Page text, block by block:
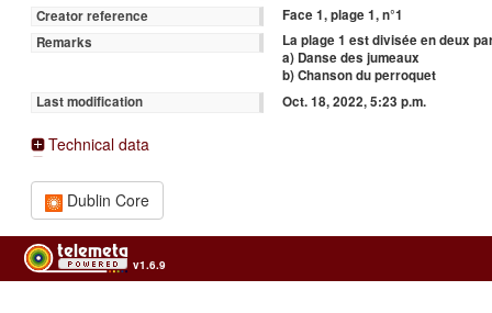
Creator reference
Face 1, plage 1, n°1
Remarks
La plage 1 est divisée en deux
a) Danse des jumeaux
b) Chanson du perroquet
Last modification
Oct. 18, 2022, 5:23 p.m.
Technical data
Dublin Core
v1.6.9